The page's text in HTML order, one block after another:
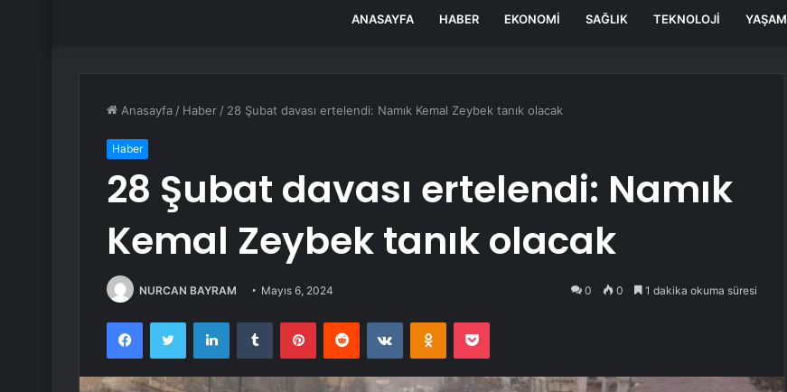
ANASAYFA HABER EKONOMI SAĞLIK TEKNOLOJI YAŞAM
Anasayfa / Haber / 28 Şubat davası ertelendi: Namık Kemal Zeybek tanık olacak
Haber
28 Şubat davası ertelendi: Namık
Kemal Zeybek tanık olacak
NURCAN BAYRAM Mayıs 6, 2024 0 0 1 dakika okuma süresi
FacebookTwitter LinkedInTumblr PinterestReddit VKontakteOdnoklassniki
Pocket